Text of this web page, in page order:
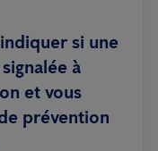
si une
à
et vous
prévention